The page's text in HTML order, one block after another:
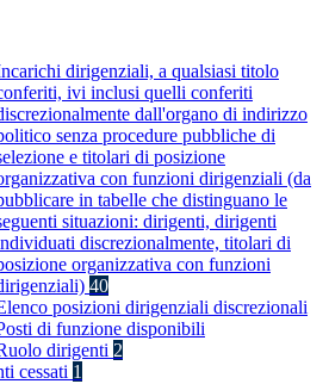
dirigenziali, a qualsiasi titolo
ivi inclusi quelli conferiti
dall'organo di indirizzo
senza procedure pubbliche di
e titolari di posizione
con funzioni dirigenziali (da
in tabelle che distinguano le
situazioni: dirigenti, dirigenti
discrezionalmente, titolari di
organizzativa con funzioni
40
posizioni dirigenziali discrezionali
di funzione disponibili
dirigenti 2
cessati 1